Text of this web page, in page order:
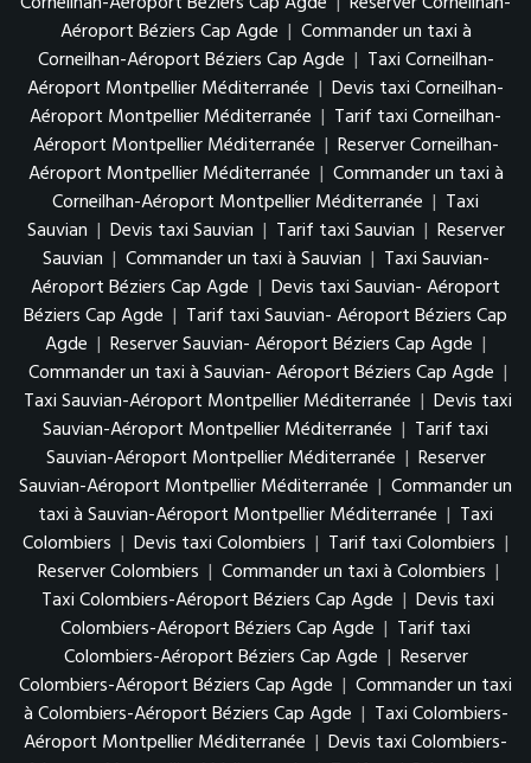
Aéroport Béziers Cap Agde | Commander un taxi à
Corneilhan-Aéroport Béziers Cap Agde | Taxi Corneilhan-
Aéroport Montpellier Méditerranée | Devis taxi Corneilhan-
Aéroport Montpellier Méditerranée | Tarif taxi Corneilhan-
Aéroport Montpellier Méditerranée | Reserver Corneilhan-
Aéroport Montpellier Méditerranée | Commander un taxi à
Corneilhan-Aéroport Montpellier Méditerranée | Taxi
Sauvian | Devis taxi Sauvian | Tarif taxi Sauvian | Reserver
Sauvian | Commander un taxi à Sauvian | Taxi Sauvian-
Aéroport Béziers Cap Agde | Devis taxi Sauvian- Aéroport
Béziers Cap Agde | Tarif taxi Sauvian- Aéroport Béziers Cap
Agde | Reserver Sauvian- Aéroport Béziers Cap Agde |
Commander un taxi à Sauvian- Aéroport Béziers Cap Agde |
Taxi Sauvian-Aéroport Montpellier Méditerranée | Devis taxi
Sauvian-Aéroport Montpellier Méditerranée | Tarif taxi
Sauvian-Aéroport Montpellier Méditerranée | Reserver
Sauvian-Aéroport Montpellier Méditerranée | Commander un
taxi à Sauvian-Aéroport Montpellier Méditerranée | Taxi
Colombiers | Devis taxi Colombiers | Tarif taxi Colombiers |
Reserver Colombiers | Commander un taxi à Colombiers |
Taxi Colombiers-Aéroport Béziers Cap Agde | Devis taxi
Colombiers-Aéroport Béziers Cap Agde | Tarif taxi
Colombiers-Aéroport Béziers Cap Agde | Reserver
Colombiers-Aéroport Béziers Cap Agde | Commander un taxi
à Colombiers-Aéroport Béziers Cap Agde | Taxi Colombiers-
Aéroport Montpellier Méditerranée | Devis taxi Colombiers-